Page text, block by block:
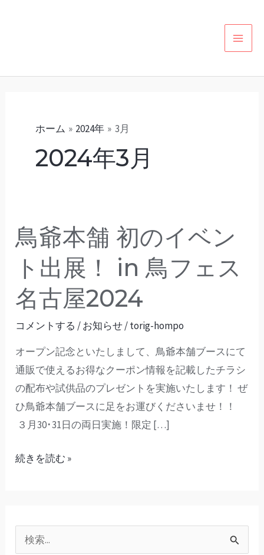
ホーム 2024年 3月
2024年3月
鳥爺本舗 初のイベン
ト出展！ in 鳥フェス
名古屋2024
コメントする /お知らせ/torig-hompo
オープン記念といたしまして、鳥爺本舗ブースにて
通販で使えるお得なクーポン情報を記載したチラシ
の配布や試供品のプレゼントを実施いたします！ ぜ
ひ鳥爺本舗ブースに足をお運びくださいませ！！
３月30･31日の両日実施！限定 […]
鳥
爺
舗
初
の
ベ
ン
ト
出
展！
ス
名
続きを読む »
検